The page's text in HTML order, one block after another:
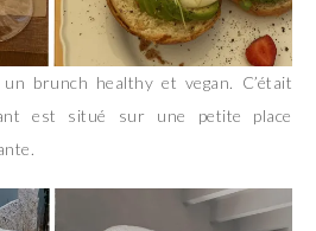
brunch healthy et vegan. C’était
est situé sur une petite place